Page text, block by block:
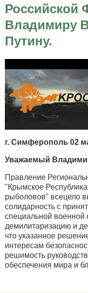
Российской
Владимиру
Путину.
г. Симферополь 02
Уважаемый
Правление
"Крымское
рыболовов" всецело
солидарность с
специальной военной
демилитаризацию и
что указанное
интересам
решимость
обеспечения мира и